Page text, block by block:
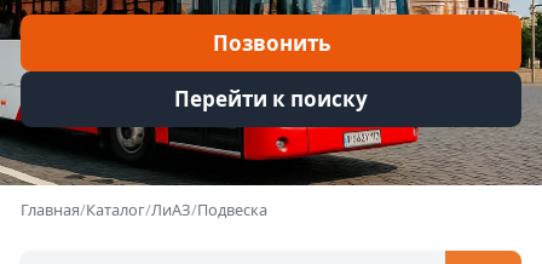
Позвонить
Перейти к поиску
Главная/Каталог/ЛиАЗ/Подвеска